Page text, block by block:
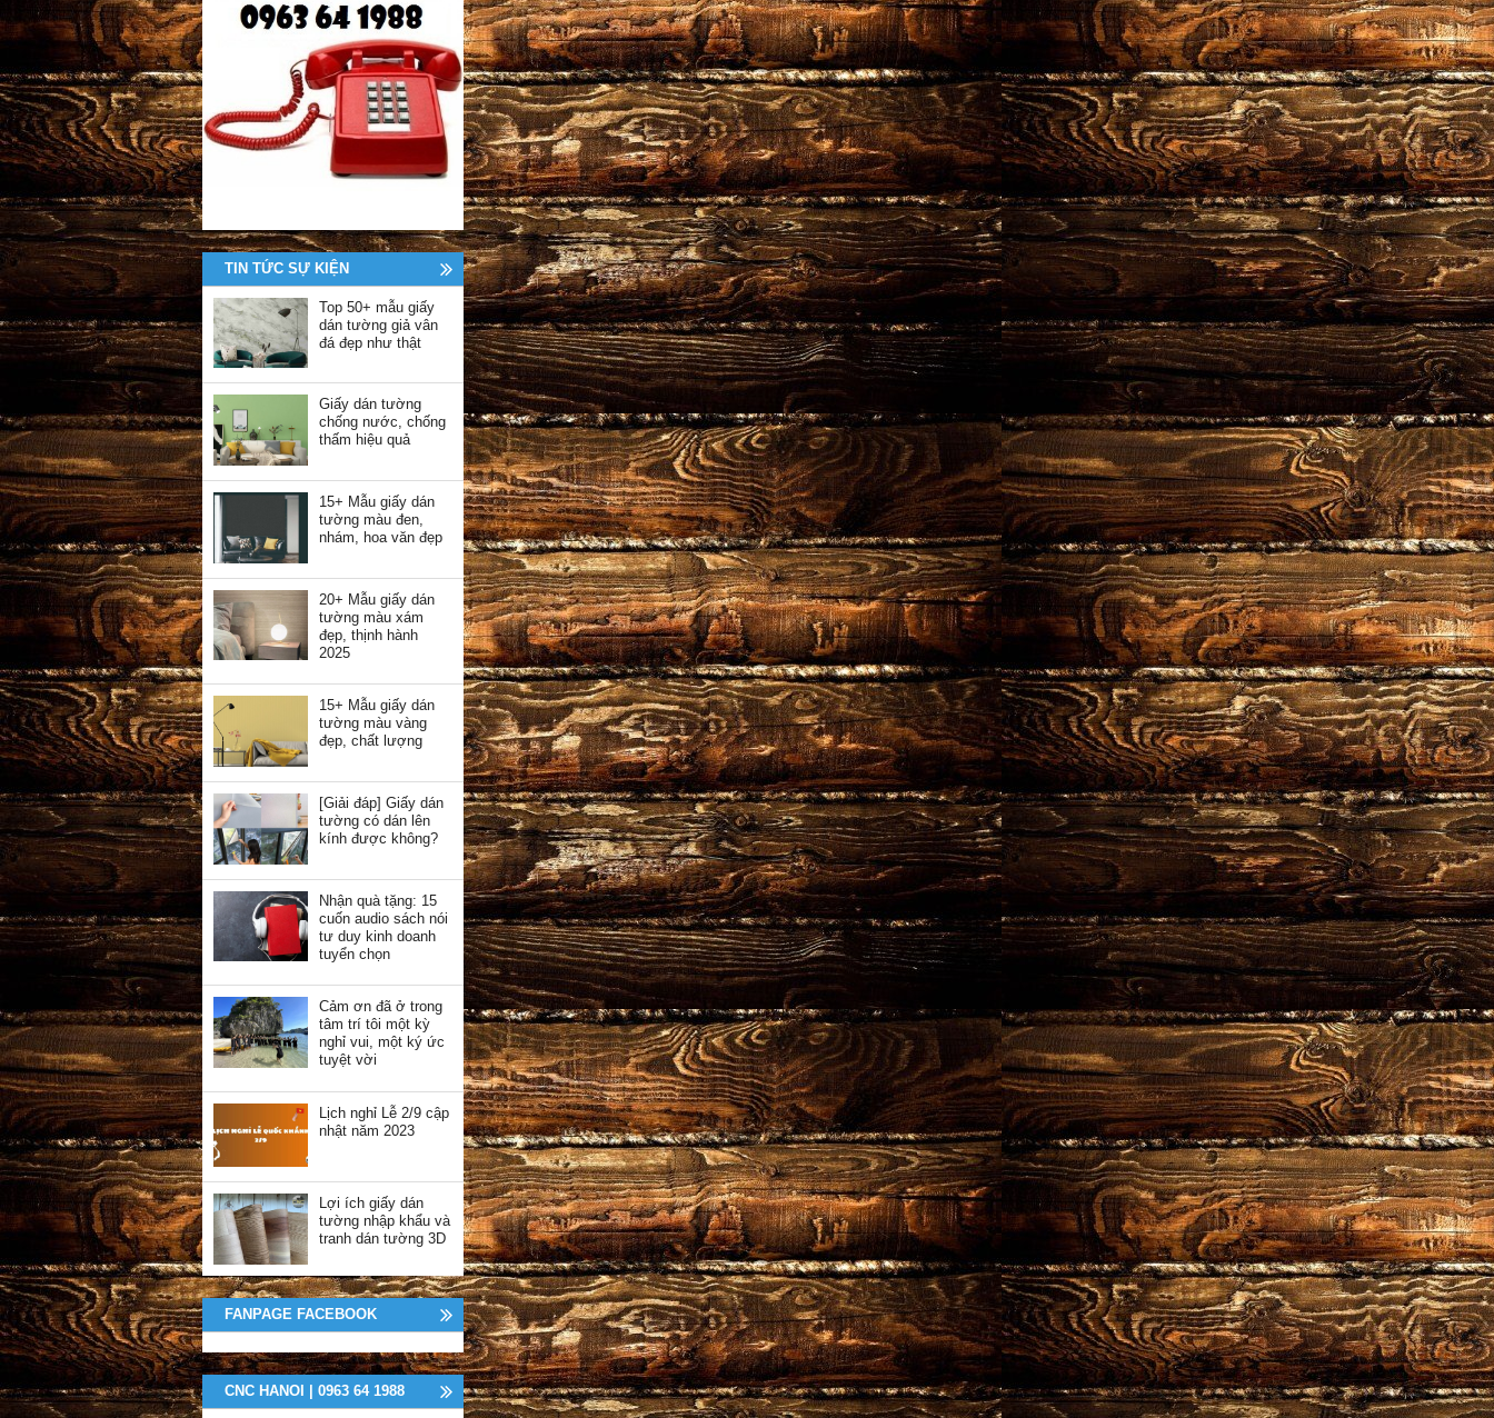
TIN TỨC SỰ KIỆN
Top 50+ mẫu giấy
dán tường giả vân
đá đẹp như thật
Giấy dán tường
chống nước, chống
thấm hiệu quả
15+ Mẫu giấy dán
tường màu đen,
nhám, hoa văn đẹp
20+ Mẫu giấy dán
tường màu xám
đẹp, thịnh hành
2025
15+ Mẫu giấy dán
tường màu vàng
đẹp, chất lượng
[Giải đáp] Giấy dán
tường có dán lên
kính được không?
Nhận quà tặng: 15
cuốn audio sách nói
tư duy kinh doanh
tuyển chọn
Cảm ơn đã ở trong
tâm trí tôi một kỳ
nghỉ vui, một ký ức
tuyệt vời
Lịch nghỉ Lễ 2/9 cập
nhật năm 2023
Lợi ích giấy dán
tường nhập khẩu và
tranh dán tường 3D
FANPAGE FACEBOOK
CNC HANOI | 0963 64 1988